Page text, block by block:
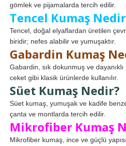
gömlek ve pijamalarda tercih edilir.
Tencel Kumaş
Tencel, doğal elyaflardan üretilen
biridir; nefes alabilir ve yumuşaktır.
Gabardin Kumaş
Gabardin, sık dokunmuş ve
ceket gibi klasik ürünlerde kullanılır.
Süet Kumaş Nedir?
Süet kumaş, yumuşak ve kadife
çanta ve montlarda tercih edilir.
Mikrofiber Kumaş
Mikrofiber kumaş, ince ve güçlü